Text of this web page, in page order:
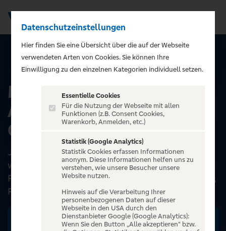
ALLE EVENTS
Mit Sex and Crime durchs
Altersheim - Leipziger
Central Kabarett
Jung ist sorgenvoll und stressig, erst im Alter
wirst du lässig. Endlich Spaß mit heißen
Rollatoren, Teebledäntz in der Seniorenresidenz,
Renten-Revol...
Zu den Terminen
Datenschutzeinstellungen
Hier finden Sie eine Übersicht über die auf der Webseite
verwendeten Arten von Cookies. Sie können Ihre
Einwilligung zu den einzelnen Kategorien individuell setzen.
Essentielle Cookies
Für die Nutzung der Webseite mit allen
Funktionen (z.B. Consent Cookies,
Warenkorb, Anmelden, etc.)
Statistik (Google Analytics)
Statistik Cookies erfassen Informationen
anonym. Diese Informationen helfen uns zu
verstehen, wie unsere Besucher unsere
Website nutzen.
Hinweis auf die Verarbeitung Ihrer
personenbezogenen Daten auf dieser
Webseite in den USA durch den
Dienstanbieter Google (Google Analytics):
Wenn Sie den Button „Alle akzeptieren“ bzw.